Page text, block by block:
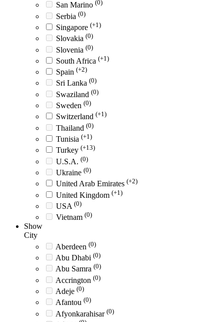
San Marino (0)
Serbia (0)
Singapore (+1)
Slovakia (0)
Slovenia (0)
South Africa (+1)
Spain (+2)
Sri Lanka (0)
Swaziland (0)
Sweden (0)
Switzerland (+1)
Thailand (0)
Tunisia (+1)
Turkey (+13)
U.S.A. (0)
Ukraine (0)
United Arab Emirates (+2)
United Kingdom (+1)
USA (0)
Vietnam (0)
Show
City
Aberdeen (0)
Abu Dhabi (0)
Abu Samra (0)
Accrington (0)
Adeje (0)
Afantou (0)
Afyonkarahisar (0)